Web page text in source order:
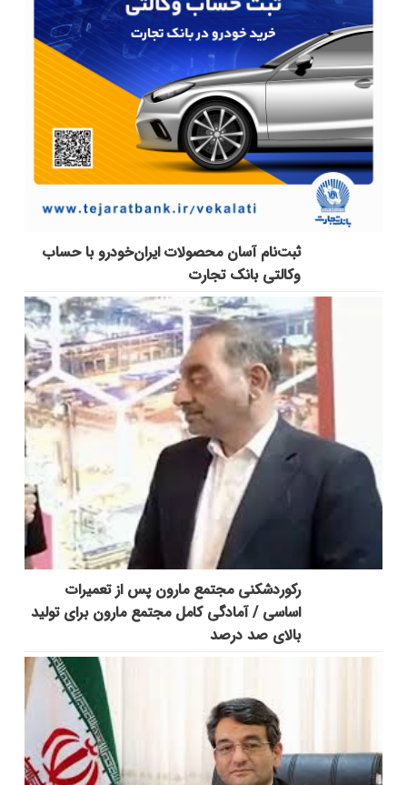
ثبت‌نام آسان محصولات ایران‌خودرو با حساب
وکالتی بانک تجارت
رکوردشکنی مجتمع مارون پس از تعمیرات
اساسی / آمادگی کامل مجتمع مارون برای تولید
بالای صد درصد